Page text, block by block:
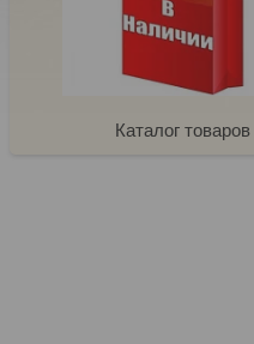
Каталог товаров